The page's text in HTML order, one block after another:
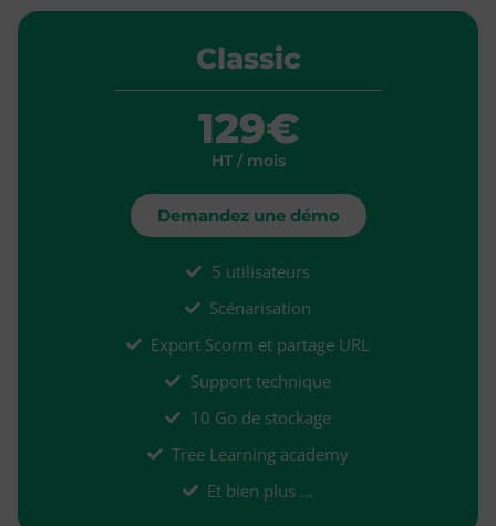
Classic
129€
HT / mois
Demandez une démo
5 utilisateurs
Scénarisation
Export Scorm et partage URL
Support technique
10 Go de stockage
Tree Learning academy
Et bien plus ...